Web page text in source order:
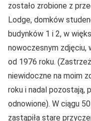
zostało zrobione z
Lodge, domków
budynków 1 i 2, w
nowoczesnym zdjęciu,
od 1976 roku.
niewidoczne na moim
roku i nadal pozostają,
odnowione). W ciągu
zastąpiła stare